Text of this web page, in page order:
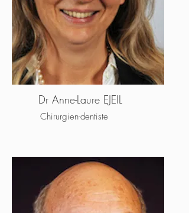
Dr Anne-Laure EJEIL
Chirurgien-dentiste